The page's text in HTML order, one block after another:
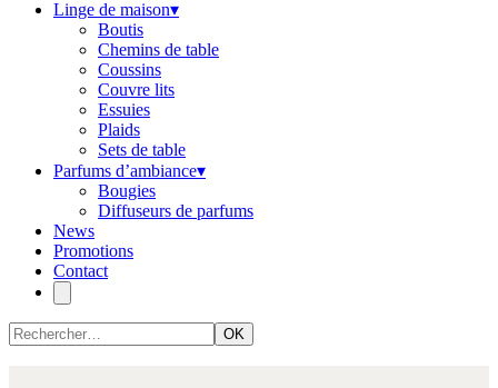
Linge de maison▾
Boutis
Chemins de table
Coussins
Couvre lits
Essuies
Plaids
Sets de table
Parfums d’ambiance▾
Bougies
Diffuseurs de parfums
News
Promotions
Contact
OK